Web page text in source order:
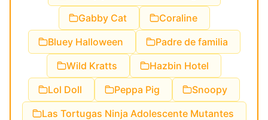
Gabby Cat
Coraline
Bluey Halloween
Padre de familia
Wild Kratts
Hazbin Hotel
Lol Doll
Peppa Pig
Snoopy
Las Tortugas Ninja Adolescente Mutantes